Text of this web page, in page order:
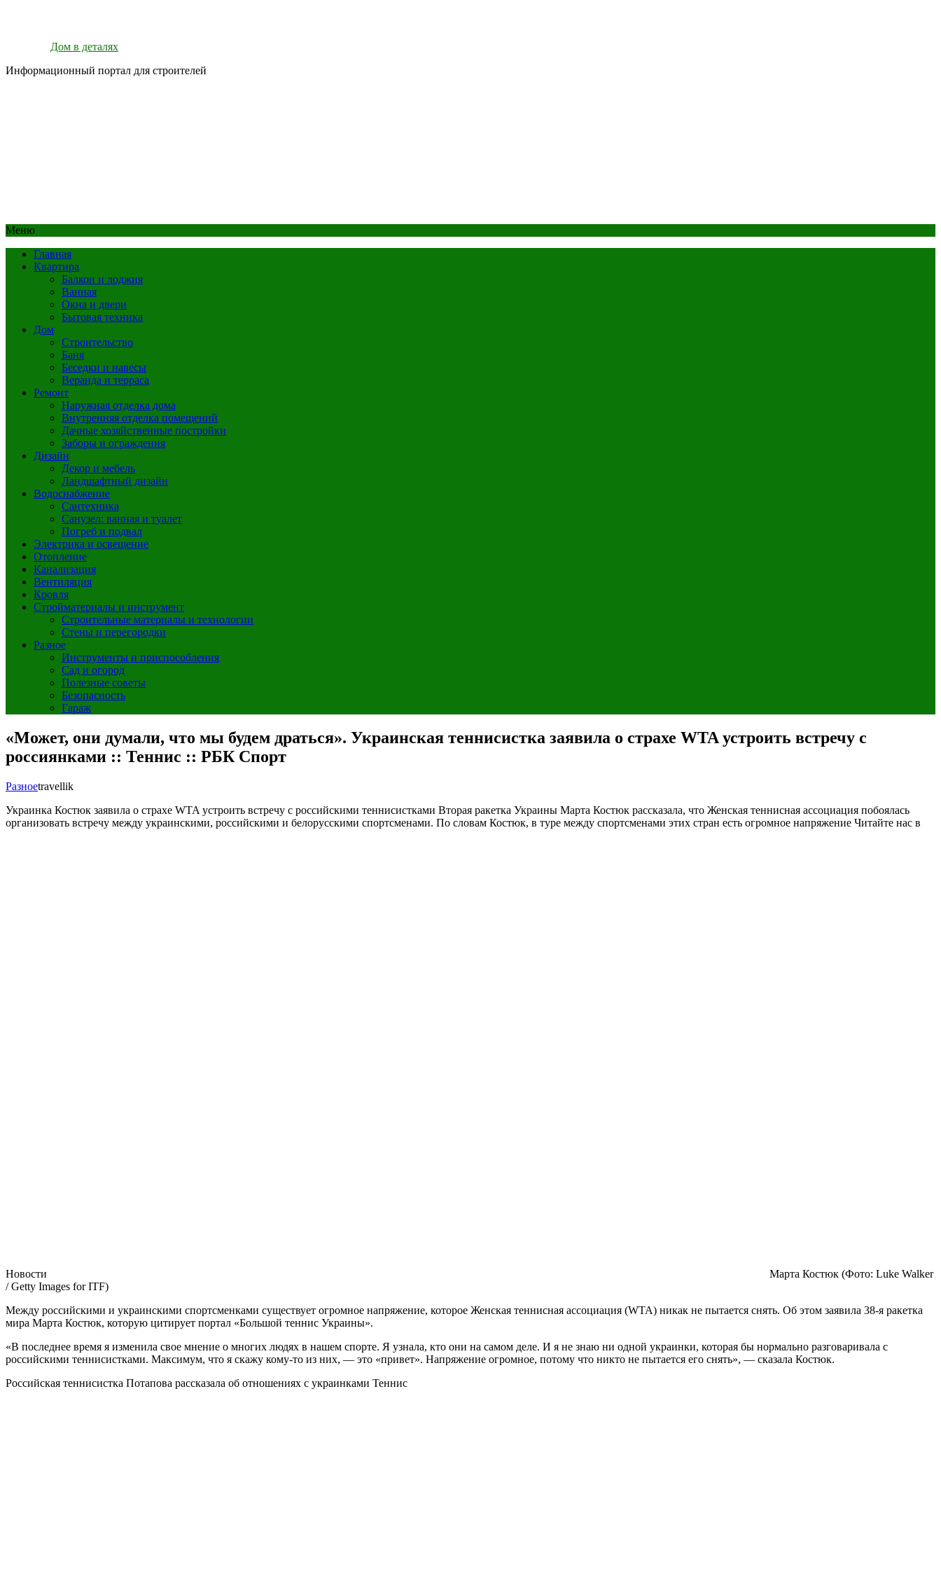
Дом в деталях
Информационный портал для строителей
Меню
Главная
Квартира
Балкон и лоджия
Ванная
Окна и двери
Бытовая техника
Дом
Строительство
Баня
Беседки и навесы
Веранда и терраса
Ремонт
Наружная отделка дома
Внутренняя отделка помещений
Дачные хозяйственные постройки
Заборы и ограждения
Дизайн
Декор и мебель
Ландшафтный дизайн
Водоснабжение
Сантехника
Санузел: ванная и туалет
Погреб и подвал
Электрика и освещение
Отопление
Канализация
Вентиляция
Кровля
Стройматериалы и инструмент
Строительные материалы и технологии
Стены и перегородки
Разное
Инструменты и приспособления
Сад и огород
Полезные советы
Безопасность
Гараж
«Может, они думали, что мы будем драться». Украинская теннисистка заявила о страхе WTA устроить встречу с
россиянками :: Теннис :: РБК Спорт
Разноеtravellik
Украинка Костюк заявила о страхе WTA устроить встречу с российскими теннисистками Вторая ракетка Украины Марта Костюк рассказала, что Женская теннисная ассоциация побоялась
организовать встречу между украинскими, российскими и белорусскими спортсменами. По словам Костюк, в туре между спортсменами этих стран есть огромное напряжение Читайте нас в
Новости Марта Костюк (Фото: Luke Walker
/ Getty Images for ITF)
Между российскими и украинскими спортсменками существует огромное напряжение, которое Женская теннисная ассоциация (WTA) никак не пытается снять. Об этом заявила 38-я ракетка
мира Марта Костюк, которую цитирует портал «Большой теннис Украины».
«В последнее время я изменила свое мнение о многих людях в нашем спорте. Я узнала, кто они на самом деле. И я не знаю ни одной украинки, которая бы нормально разговаривала с
российскими теннисистками. Максимум, что я скажу кому-то из них, — это «привет». Напряжение огромное, потому что никто не пытается его снять», — сказала Костюк.
Российская теннисистка Потапова рассказала об отношениях с украинками Теннис